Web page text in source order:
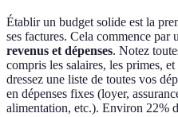
Établir un budget solide est la
ses factures. Cela commence par
revenus et dépenses. Notez
compris les salaires, les primes,
dressez une liste de toutes vos
en dépenses fixes (loyer,
alimentation, etc.). Environ 22%